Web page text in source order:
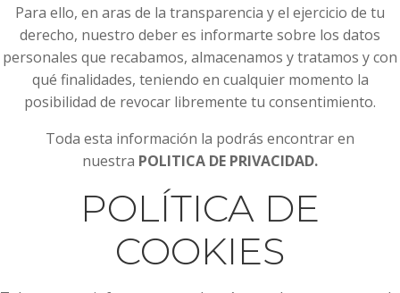
Para ello, en aras de la transparencia y el ejercicio de tu
derecho, nuestro deber es informarte sobre los datos
personales que recabamos, almacenamos y tratamos y con
qué finalidades, teniendo en cualquier momento la
posibilidad de revocar libremente tu consentimiento.
Toda esta información la podrás encontrar en
nuestra POLITICA DE PRIVACIDAD.
POLÍTICA DE
COOKIES